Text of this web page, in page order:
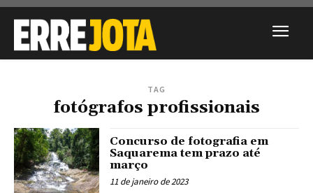
TAG
fotógrafos profissionais
Concurso de fotografia em
Saquarema tem prazo até
março
11 de janeiro de 2023